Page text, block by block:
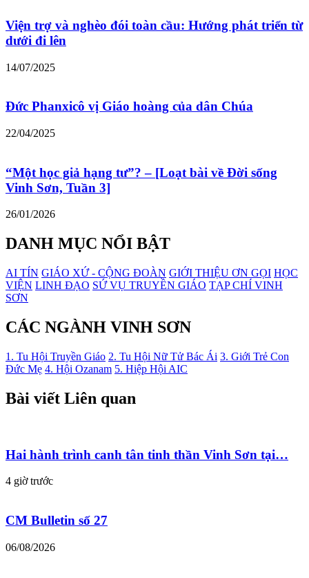
Viện trợ và nghèo đói toàn cầu: Hướng phát triển từ
dưới đi lên
14/07/2025
Đức Phanxicô vị Giáo hoàng của dân Chúa
22/04/2025
“Một học giả hạng tư”? – [Loạt bài về Đời sống
Vinh Sơn, Tuần 3]
26/01/2026
DANH MỤC NỔI BẬT
AI TÍN GIÁO XỨ - CỘNG ĐOÀN GIỚI THIỆU ƠN GỌI HỌC
VIỆN LINH ĐẠO SỨ VỤ TRUYỀN GIÁO TẠP CHÍ VINH
SƠN
CÁC NGÀNH VINH SƠN
1. Tu Hội Truyền Giáo 2. Tu Hội Nữ Tử Bác Ái 3. Giới Trẻ Con
Đức Mẹ 4. Hội Ozanam 5. Hiệp Hội AIC
Bài viết Liên quan
Hai hành trình canh tân tinh thần Vinh Sơn tại…
4 giờ trước
CM Bulletin số 27
06/08/2026